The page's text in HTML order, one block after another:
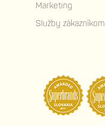
Marketing
Služby zákazníkom